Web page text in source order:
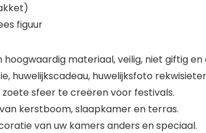
figuur
materiaal, veilig, niet giftig en
huwelijkscadeau, huwelijksfoto
sfeer te creëren voor festivals.
kerstboom, slaapkamer en terras.
van uw kamers anders en speciaal.